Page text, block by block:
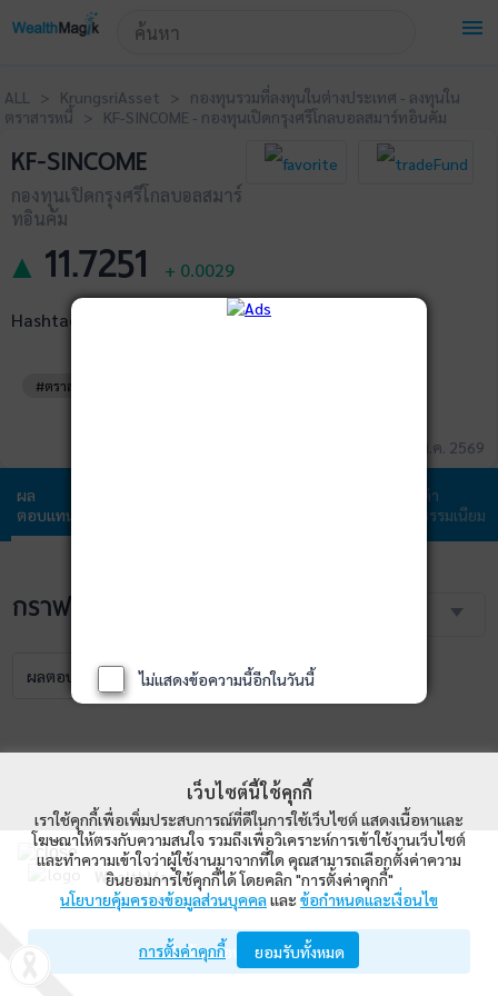
menu
ALL > KrungsriAsset > กองทุนรวมที่ลงทุนในต่างประเทศ - ลงทุนใน
ตราสารหนี้ > KF-SINCOME - กองทุนเปิดกรุงศรีโกลบอลสมาร์ทอินคัม
KF-SINCOME
กองทุนเปิดกรุงศรีโกลบอลสมาร์
ทอินคัม
▲ 11.7251 + 0.0029
Hashtags
#ตราสารหนี้ต่างประเทศ
ข้อมูล ณ วันที่ 05 ส.ค. 2569
ผล
ตอบแทน
ค่า
ธรรมเนียม
กราฟราคา NAV
ผลตอบแทน NAV เปรียบเทียบ
WealthMagik
Wealth Management System Limited
เปิดด้วยแอป WealthMagik
!-- Start Advertise -->
ไม่แสดงข้อความนี้อีกในวันนี้
เว็บไซต์นี้ใช้คุกกี้
เราใช้คุกกี้เพื่อเพิ่มประสบการณ์ที่ดีในการใช้เว็บไซต์ แสดงเนื้อหาและ
โฆษณาให้ตรงกับความสนใจ รวมถึงเพื่อวิเคราะห์การเข้าใช้งานเว็บไซต์
และทำความเข้าใจว่าผู้ใช้งานมาจากที่ใด คุณสามารถเลือกตั้งค่าความ
ยินยอมการใช้คุกกี้ได้ โดยคลิก "การตั้งค่าคุกกี้"
นโยบายคุ้มครองข้อมูลส่วนบุคคลและ ข้อกำหนดและเงื่อนไข
การตั้งค่าคุกกี้ ยอมรับทั้งหมด